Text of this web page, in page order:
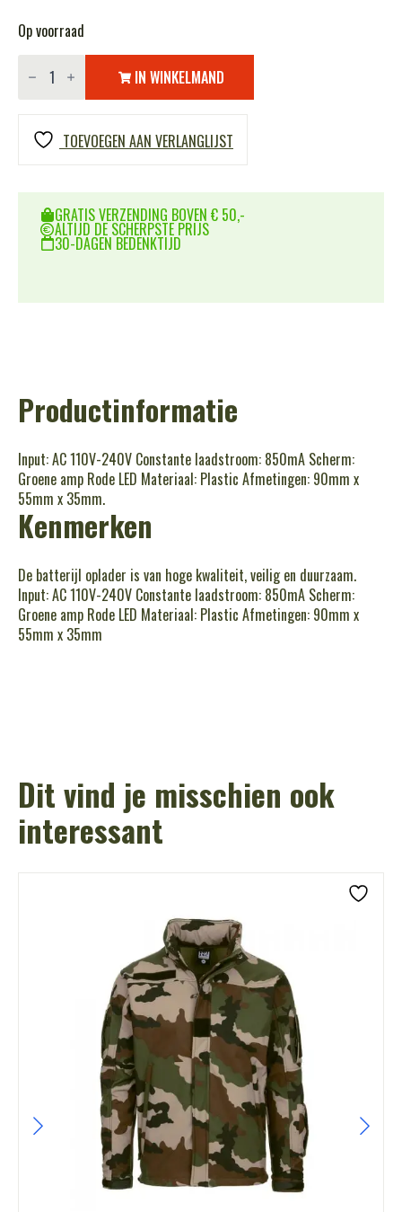
Op voorraad
Batterij
oplader
Pro
Li-
aantal
IN WINKELMAND
TOEVOEGEN AAN VERLANGLIJST
GRATIS VERZENDING BOVEN € 50,-
ALTIJD DE SCHERPSTE PRIJS
30-DAGEN BEDENKTIJD
Productinformatie
Input: AC 110V-240V Constante laadstroom: 850mA Scherm:
Groene amp Rode LED Materiaal: Plastic Afmetingen: 90mm x
55mm x 35mm.
Kenmerken
De batterijl oplader is van hoge kwaliteit, veilig en duurzaam.
Input: AC 110V-240V Constante laadstroom: 850mA Scherm:
Groene amp Rode LED Materiaal: Plastic Afmetingen: 90mm x
55mm x 35mm
Dit vind je misschien ook
interessant